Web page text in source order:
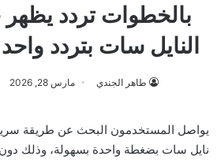
بالخطوات تردد
النايل سات بتردد واحد
طاهر الجندي مارس 28, 2026
يواصل المستخدمون البحث عن طريقة
نايل سات بضغطة واحدة بسهولة، وذلك دون